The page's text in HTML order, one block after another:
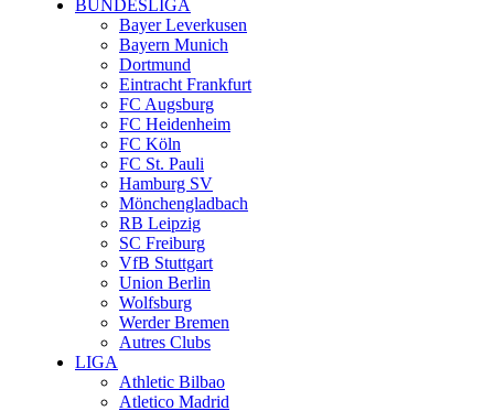
BUNDESLIGA
Bayer Leverkusen
Bayern Munich
Dortmund
Eintracht Frankfurt
FC Augsburg
FC Heidenheim
FC Köln
FC St. Pauli
Hamburg SV
Mönchengladbach
RB Leipzig
SC Freiburg
VfB Stuttgart
Union Berlin
Wolfsburg
Werder Bremen
Autres Clubs
LIGA
Athletic Bilbao
Atletico Madrid